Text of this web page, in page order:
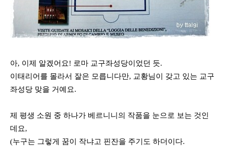
아, 이제 알겠어요! 로마 교구좌성당이었던 듯.
이태리어를 몰라서 잘은 모릅니다만, 교황님이 갖고 있는 교구
좌성당 맞을 거예요.
제 평생 소원 중 하나가 베르니니의 작품을 눈으로 보는 것인
데요,
(누구는 그렇게 꿈이 작냐고 핀잔을 주기도 하더이다.